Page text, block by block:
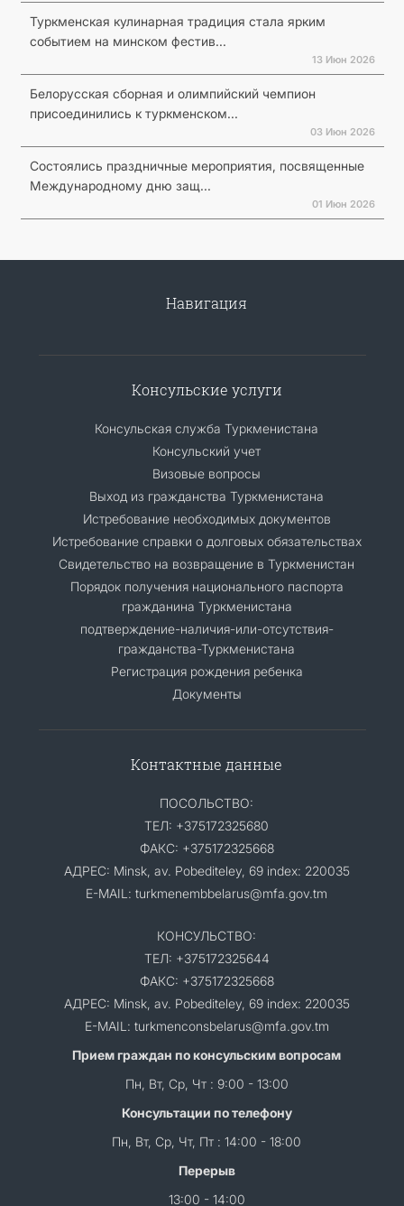
Туркменская кулинарная традиция стала ярким
событием на минском фестив...
13 Июн 2026
Белорусская сборная и олимпийский чемпион
присоединились к туркменском...
03 Июн 2026
Состоялись праздничные мероприятия, посвященные
Международному дню защ...
01 Июн 2026
Навигация
Консульские услуги
Консульская служба Туркменистана
Консульский учет
Визовые вопросы
Выход из гражданства Туркменистана
Истребование необходимых документов
Истребование справки о долговых обязательствах
Свидетельство на возвращение в Туркменистан
Порядок получения национального паспорта
гражданина Туркменистана
подтверждение-наличия-или-отсутствия-
гражданства-Туркменистана
Регистрация рождения ребенка
Документы
Контактные данные
ПОСОЛЬСТВО:
ТЕЛ: +375172325680
ФАКС: +375172325668
АДРЕС: Minsk, av. Pobediteley, 69 index: 220035
E-MAIL: turkmenembbelarus@mfa.gov.tm
КОНСУЛЬСТВО:
ТЕЛ: +375172325644
ФАКС: +375172325668
АДРЕС: Minsk, av. Pobediteley, 69 index: 220035
E-MAIL: turkmenconsbelarus@mfa.gov.tm
Прием граждан по консульским вопросам
Пн, Вт, Ср, Чт : 9:00 - 13:00
Консультации по телефону
Пн, Вт, Ср, Чт, Пт : 14:00 - 18:00
Перерыв
13:00 - 14:00